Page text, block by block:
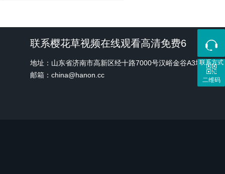
联系樱花草视频在线观看高清免费6
地址：山东省济南市高新区经十路7000号汉峪金谷A3地块1号
邮箱：china@hanon.cc
联系方式
二维码